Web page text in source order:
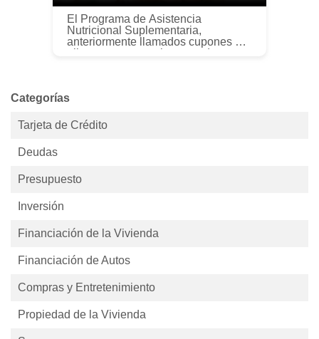
El Programa de Asistencia
Nutricional Suplementaria,
anteriormente llamados cupones de
alimentos, proporciona ayuda
Categorías
Tarjeta de Crédito
Deudas
Presupuesto
Inversión
Financiación de la Vivienda
Financiación de Autos
Compras y Entretenimiento
Propiedad de la Vivienda